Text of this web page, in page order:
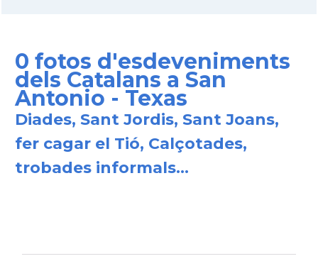
0 fotos d'esdeveniments
dels Catalans a San
Antonio - Texas
Diades, Sant Jordis, Sant Joans,
fer cagar el Tió, Calçotades,
trobades informals...